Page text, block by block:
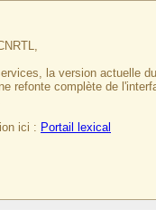
la version actuelle
refonte complète de
ici : Portail lexical